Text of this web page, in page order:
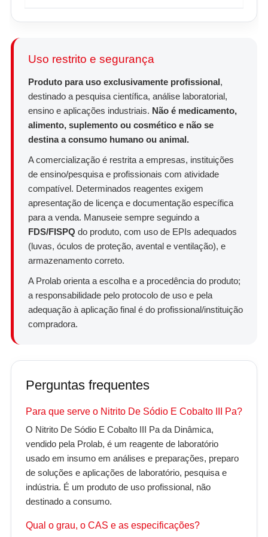
Uso restrito e segurança
Produto para uso exclusivamente profissional,
destinado a pesquisa científica, análise laboratorial,
ensino e aplicações industriais. Não é medicamento,
alimento, suplemento ou cosmético e não se
destina a consumo humano ou animal.
A comercialização é restrita a empresas, instituições
de ensino/pesquisa e profissionais com atividade
compatível. Determinados reagentes exigem
apresentação de licença e documentação específica
para a venda. Manuseie sempre seguindo a
FDS/FISPQ do produto, com uso de EPIs adequados
(luvas, óculos de proteção, avental e ventilação), e
armazenamento correto.
A Prolab orienta a escolha e a procedência do produto;
a responsabilidade pelo protocolo de uso e pela
adequação à aplicação final é do profissional/instituição
compradora.
Perguntas frequentes
Para que serve o Nitrito De Sódio E Cobalto III Pa?
O Nitrito De Sódio E Cobalto III Pa da Dinâmica,
vendido pela Prolab, é um reagente de laboratório
usado em insumo em análises e preparações, preparo
de soluções e aplicações de laboratório, pesquisa e
indústria. É um produto de uso profissional, não
destinado a consumo.
Qual o grau, o CAS e as especificações?